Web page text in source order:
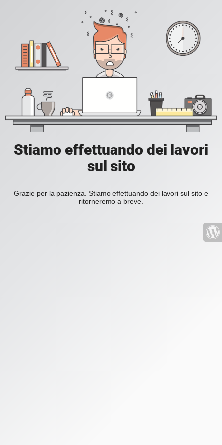
Stiamo effettuando dei lavori
sul sito
Grazie per la pazienza. Stiamo effettuando dei lavori sul sito e
ritorneremo a breve.